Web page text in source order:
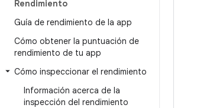
Rendimiento
Guía de rendimiento de la app
Cómo obtener la puntuación de
rendimiento de tu app
Cómo inspeccionar el rendimiento
Información acerca de la
inspección del rendimiento